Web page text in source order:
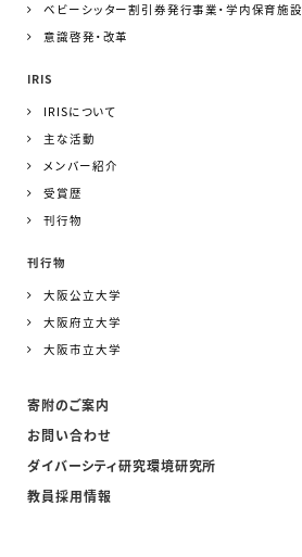
ベビーシッター割引券発行事業・学内保育施設
意識啓発・改革
IRIS
IRISについて
主な活動
メンバー紹介
受賞歴
刊行物
刊行物
大阪公立大学
大阪府立大学
大阪市立大学
寄附のご案内
お問い合わせ
ダイバーシティ研究環境研究所
教員採用情報